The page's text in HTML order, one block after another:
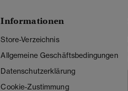
Informationen
Store-Verzeichnis
Allgemeine Geschäftsbedingungen
Datenschutzerklärung
Cookie-Zustimmung